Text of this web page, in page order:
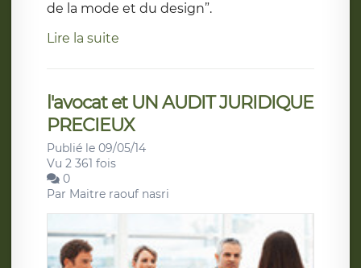
de la mode et du design”.
Lire la suite
l'avocat et UN AUDIT JURIDIQUE
PRECIEUX
Publié le 09/05/14
Vu 2 361 fois
0
Par Maitre raouf nasri